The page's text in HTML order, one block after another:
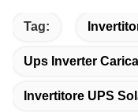
Tag:
Ups Inverter
Invertitore UPS